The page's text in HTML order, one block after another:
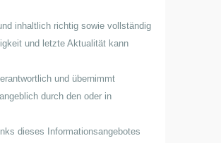
inhaltlich richtig sowie vollständig
und letzte Aktualität kann
und übernimmt
durch den oder in
dieses Informationsangebotes